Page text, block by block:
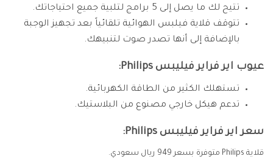
تتيح لك ما يصل إلى 5 برامج لتلبية جميع احتياجاتك.
تتوقف قلاية فيلبس الهوائية تلقائياً بعد تجهيز الوجبة
بالإضافة إلى أنها تصدر صوت لتنبيهك.
عيوب اير فراير فيليبس Philips:
تستهلك الكثير من الطاقة الكهربائية.
تدعم هيكل خارجي مصنوع من البلاستيك.
سعر اير فراير فيليبس Philips:
قلاية Philips متوفرة بسعر 949 ريال سعودي.